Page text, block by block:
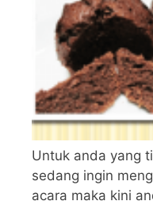
Untuk anda yang
sedang ingin
acara maka kini